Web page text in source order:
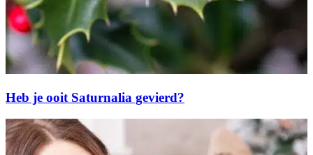
Heb je ooit Saturnalia gevierd?